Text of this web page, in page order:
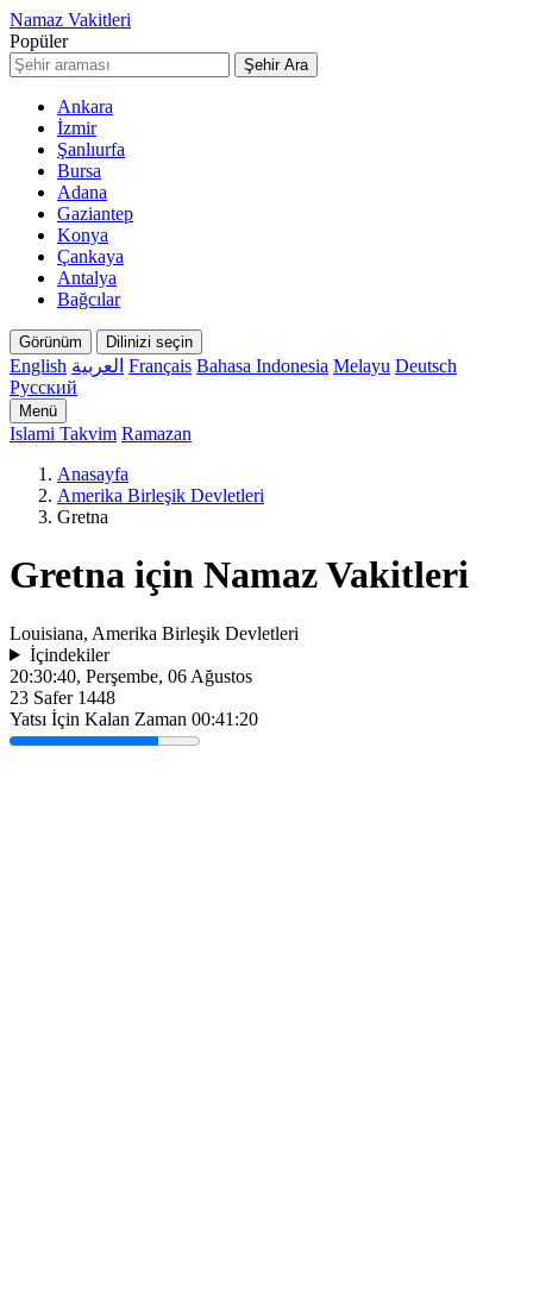
Namaz Vakitleri
Popüler
Şehir Ara
Ankara
İzmir
Şanlıurfa
Bursa
Adana
Gaziantep
Konya
Çankaya
Antalya
Bağcılar
Görünüm Dilinizi seçin
English العربية Français Bahasa Indonesia Melayu Deutsch
Русский
Menü
Islami Takvim Ramazan
Anasayfa
Amerika Birleşik Devletleri
Gretna
Gretna için Namaz Vakitleri
Louisiana, Amerika Birleşik Devletleri
İçindekiler
20:30:40, Perşembe, 06 Ağustos
23 Safer 1448
Yatsı İçin Kalan Zaman 00:41:20